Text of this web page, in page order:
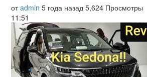
отadmin 5 года назад 5,624 Просмотры
11:51